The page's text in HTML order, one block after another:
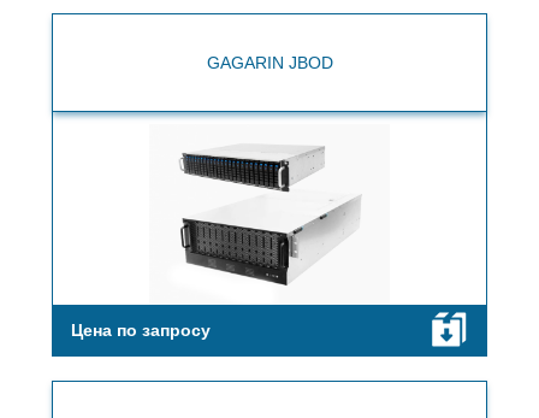
GAGARIN JBOD
Цена по запросу